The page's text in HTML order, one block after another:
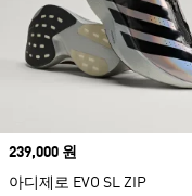
Price
239,000 원
아디제로 EVO SL ZIP